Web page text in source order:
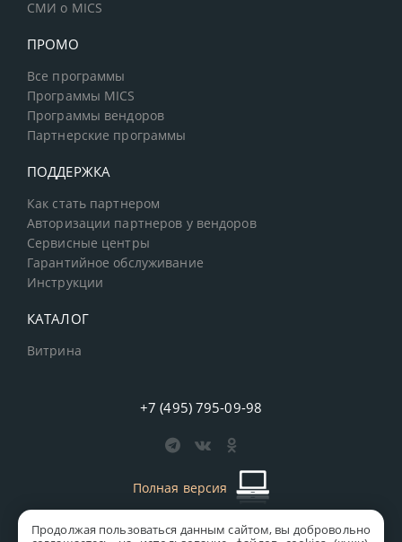
Продолжая пользоваться данным сайтом, вы добровольно
СМИ о MICS
ПРОМО
Все программы
Программы MICS
Программы вендоров
Партнерские программы
ПОДДЕРЖКА
Как стать партнером
Авторизации партнеров у вендоров
Сервисные центры
Гарантийное обслуживание
Инструкции
КАТАЛОГ
Витрина
+7 (495) 795-09-98
Полная версия
старая версия сайтаMICS